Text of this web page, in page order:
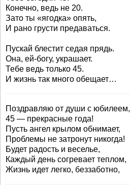
Конечно, ведь не 20.
Зато ты «ягодка» опять,
И рано грусти предаваться.
Пускай блестит седая прядь.
Она, ей-богу, украшает.
Тебе ведь только 45.
И жизнь так много обещает…
Поздравляю от души с юбилеем,
45 — прекрасные года!
Пусть ангел крылом обнимает,
Проблемы не затронут никогда!
Будет радость и веселье,
Каждый день согревает теплом,
Жизнь идет легко, беззаботно,